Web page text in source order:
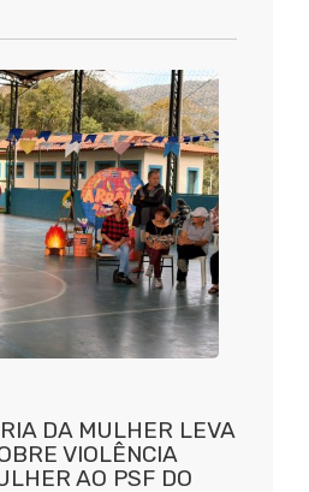
DA MULHER LEVA
VIOLÊNCIA
AO PSF DO